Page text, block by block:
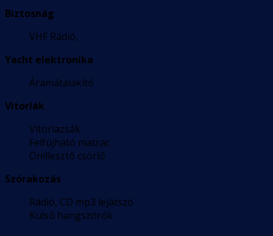
Biztosnág
VHF Rádió,
Yacht elektronika
Áramátalakító
Vitorlák
Vitorlazsák
Felfújható matrac
Önillesztő csörlő
Szórakozás
Rádió, CD mp3 lejátszó
Külső hangszórók